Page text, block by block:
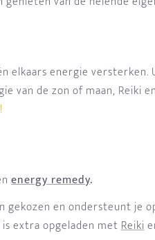
energie
de zon of maan, Reiki
energy remedy.
gekozen en ondersteunt je
is extra opgeladen metReiki